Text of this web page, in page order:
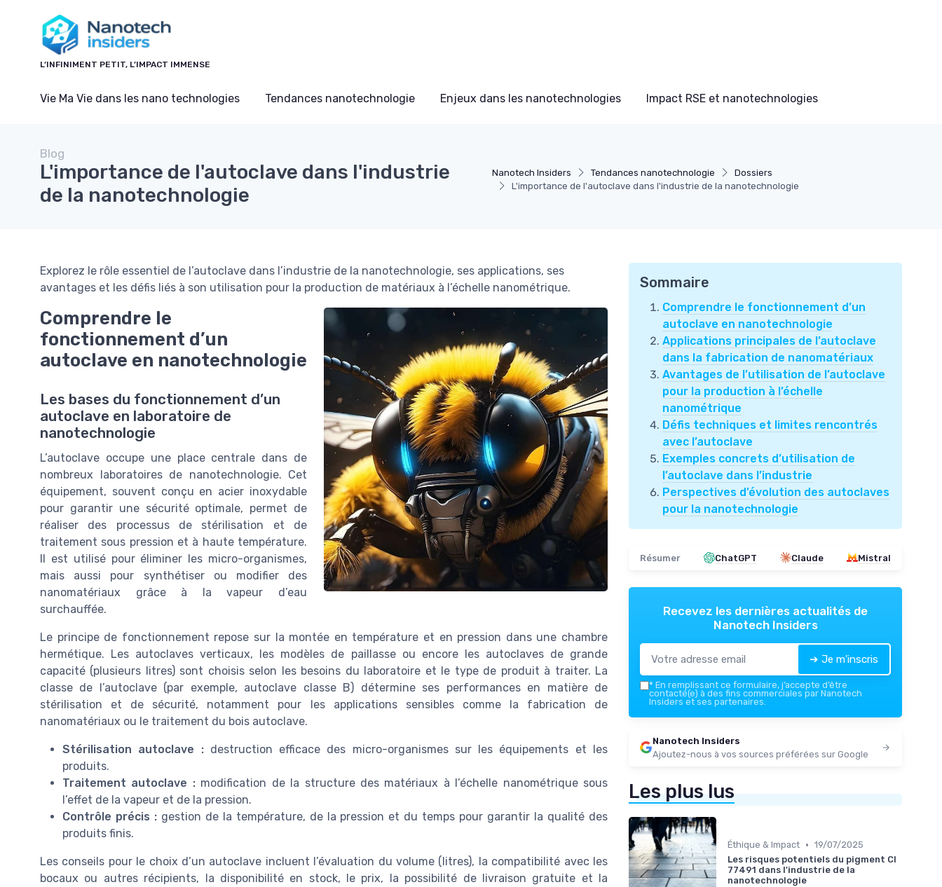
L’INFINIMENT PETIT, L’IMPACT IMMENSE
Vie Ma Vie dans les nano technologies Tendances nanotechnologie Enjeux dans les nanotechnologies Impact RSE et nanotechnologies
Nanotech Insiders Tendances nanotechnologie
Dossiers
L'importance de l'autoclave dans l'industrie de la nanotechnologie
Blog
L'importance de l'autoclave dans l'industrie
de la nanotechnologie
Explorez le rôle essentiel de l’autoclave dans l’industrie de la nanotechnologie, ses applications, ses
avantages et les défis liés à son utilisation pour la production de matériaux à l’échelle nanométrique.
Comprendre le
fonctionnement d’un
autoclave en nanotechnologie
Les bases du fonctionnement d’un
autoclave en laboratoire de
nanotechnologie
L’autoclave occupe une place centrale dans de
nombreux laboratoires de nanotechnologie. Cet
équipement, souvent conçu en acier inoxydable
pour garantir une sécurité optimale, permet de
réaliser des processus de stérilisation et de
traitement sous pression et à haute température.
Il est utilisé pour éliminer les micro-organismes,
mais aussi pour synthétiser ou modifier des
nanomatériaux grâce à la vapeur d’eau
surchauffée.
Le principe de fonctionnement repose sur la montée en température et en pression dans une chambre
hermétique. Les autoclaves verticaux, les modèles de paillasse ou encore les autoclaves de grande
capacité (plusieurs litres) sont choisis selon les besoins du laboratoire et le type de produit à traiter. La
classe de l’autoclave (par exemple, autoclave classe B) détermine ses performances en matière de
stérilisation et de sécurité, notamment pour les applications sensibles comme la fabrication de
nanomatériaux ou le traitement du bois autoclave.
Stérilisation autoclave :destruction efficace des micro-organismes sur les équipements et les
produits.
Traitement autoclave :modification de la structure des matériaux à l’échelle nanométrique sous
l’effet de la vapeur et de la pression.
Contrôle précis :gestion de la température, de la pression et du temps pour garantir la qualité des
produits finis.
Les conseils pour le choix d’un autoclave incluent l’évaluation du volume (litres), la compatibilité avec les
bocaux ou autres récipients, la disponibilité en stock, le prix, la possibilité de livraison gratuite et la
Sommaire
Comprendre le fonctionnement d’un
autoclave en nanotechnologie
Applications principales de l’autoclave
dans la fabrication de nanomatériaux
Avantages de l’utilisation de l’autoclave
pour la production à l’échelle
nanométrique
Défis techniques et limites rencontrés
avec l’autoclave
Exemples concrets d’utilisation de
l’autoclave dans l’industrie
Perspectives d’évolution des autoclaves
pour la nanotechnologie
Résumer ChatGPT Claude Mistral
Recevez les dernières actualités de
Nanotech Insiders
➔ Je m'inscris
* En remplissant ce formulaire, j’accepte d’être
contacté(e) à des fins commerciales par Nanotech
Insiders et ses partenaires.
Nanotech Insiders
Ajoutez-nous à vos sources préférées sur Google
Les plus lus
Éthique & Impact • 19/07/2025
Les risques potentiels du pigment CI
77491 dans l'industrie de la
nanotechnologie